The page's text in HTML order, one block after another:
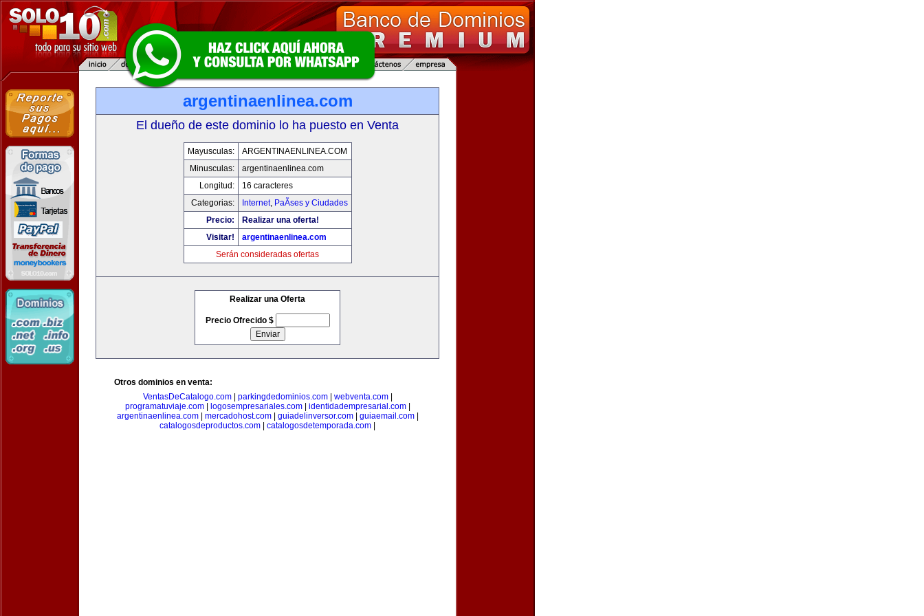
argentinaenlinea.com
El dueño de este dominio lo ha puesto en Venta
Mayusculas:
ARGENTINAENLINEA.COM
Minusculas:
argentinaenlinea.com
Longitud:
16 caracteres
Categorias:
Internet, PaÃ­ses y Ciudades
Precio:
Realizar una oferta!
Visitar!
argentinaenlinea.com
Serán consideradas ofertas
Realizar una Oferta
Precio Ofrecido $
Otros dominios en venta:
VentasDeCatalogo.com| parkingdedominios.com| webventa.com|
programatuviaje.com| logosempresariales.com| identidadempresarial.com|
argentinaenlinea.com| mercadohost.com| guiadelinversor.com| guiaemail.com|
catalogosdeproductos.com
catalogosdetemporada.com